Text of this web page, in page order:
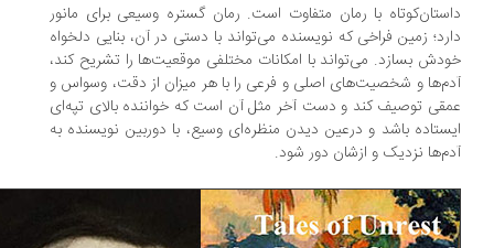
با رمان متفاوت است. رمان گستره وسیعی برای مانور
زمین فراخی که نویسنده می‌تواند با دستی در آن، بنایی دلخواه
بسازد. می‌تواند با امکانات مختلفی موقعیت‌ها را تشریح کند،
و شخصیت‌های اصلی و فرعی را با هر میزان از دقت، وسواس و
توصیف کند و دست آخر مثل آن است که خواننده بالای تپه‌ای
باشد و درعین دیدن منظره‌ای وسیع، با دوربین نویسنده به
نزدیک و ازشان دور شود.